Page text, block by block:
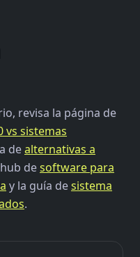
revisa la página de
vs sistemas
dealternativas a
desoftware para
y la guía desistema
.